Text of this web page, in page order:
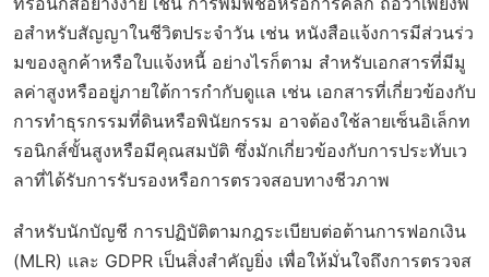
อสำหรับสัญญาในชีวิตประจำวัน เช่น หนังสือแจ้งการมีส่วนร่ว
มของลูกค้าหรือใบแจ้งหนี้ อย่างไรก็ตาม สำหรับเอกสารที่มีมู
ลค่าสูงหรืออยู่ภายใต้การกำกับดูแล เช่น เอกสารที่เกี่ยวข้องกับ
การทำธุรกรรมที่ดินหรือพินัยกรรม อาจต้องใช้ลายเซ็นอิเล็กท
รอนิกส์ขั้นสูงหรือมีคุณสมบัติ ซึ่งมักเกี่ยวข้องกับการประทับเว
ลาที่ได้รับการรับรองหรือการตรวจสอบทางชีวภาพ
สำหรับนักบัญชี การปฏิบัติตามกฎระเบียบต่อต้านการฟอกเงิน
(MLR) และ GDPR เป็นสิ่งสำคัญยิ่ง เพื่อให้มั่นใจถึงการตรวจส